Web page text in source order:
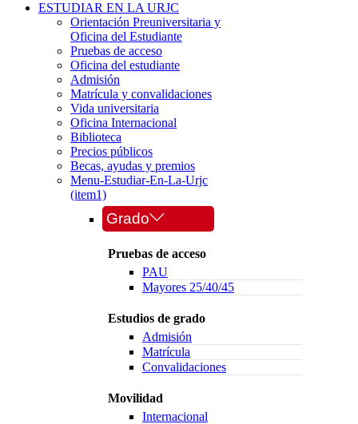
ESTUDIAR EN LA URJC
Orientación Preuniversitaria y
Oficina del Estudiante
Pruebas de acceso
Oficina del estudiante
Admisión
Matrícula y convalidaciones
Vida universitaria
Oficina Internacional
Biblioteca
Precios públicos
Becas, ayudas y premios
Menu-Estudiar-En-La-Urjc
(item1)
Grado
Pruebas de acceso
PAU
Mayores 25/40/45
Estudios de grado
Admisión
Matrícula
Convalidaciones
Movilidad
Internacional